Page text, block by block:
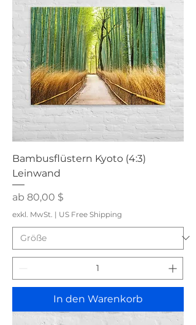
Bambusflüstern Kyoto (4:3)
Leinwand
ab 80,00 $
Sale-Preis
exkl. MwSt. | US Free Shipping
In den Warenkorb